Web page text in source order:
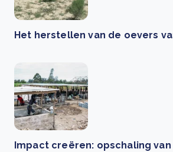
Het herstellen van de oevers
Impact creëren: opschaling van